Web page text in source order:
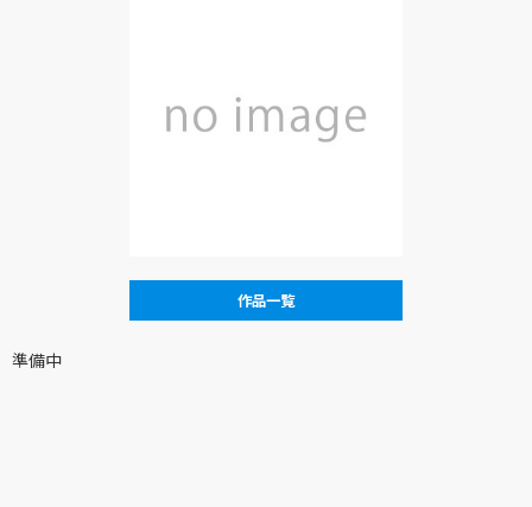
作品一覧
準備中